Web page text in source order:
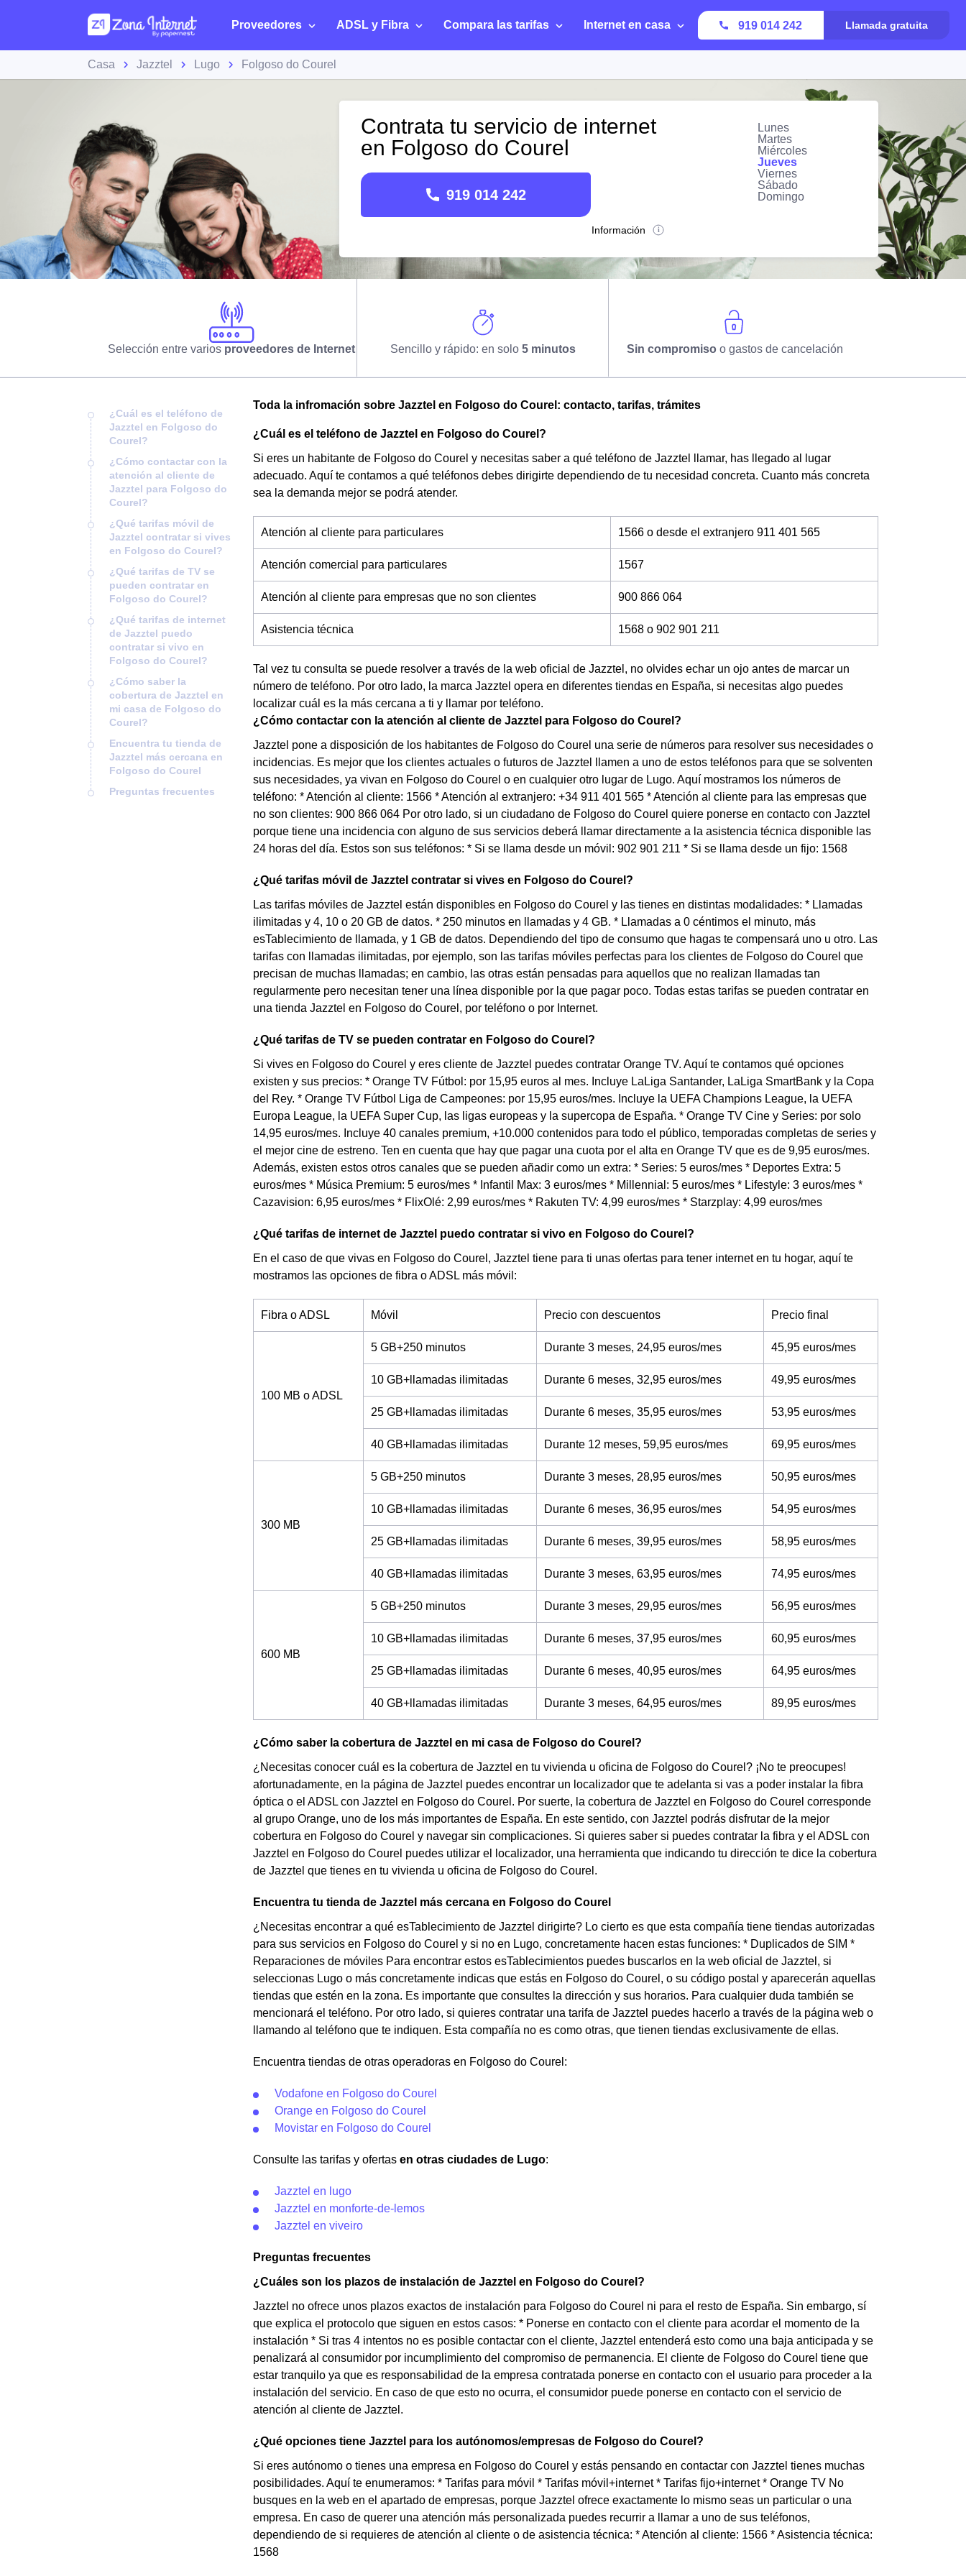
Proveedores ADSL y Fibra Compara las tarifas Internet en casa 919 014 242 Llamada gratuita
Casa Jazztel Lugo Folgoso do Courel
Contrata tu servicio de internet
en Folgoso do Courel
919 014 242
Información
Lunes
Martes
Miércoles
Jueves
Viernes
Sábado
Domingo
Selección entre varios proveedores de Internet Sencillo y rápido: en solo 5 minutos Sin compromiso o gastos de cancelación
¿Cuál es el teléfono de
Jazztel en Folgoso do
Courel?
¿Cómo contactar con la
atención al cliente de
Jazztel para Folgoso do
Courel?
¿Qué tarifas móvil de
Jazztel contratar si vives
en Folgoso do Courel?
¿Qué tarifas de TV se
pueden contratar en
Folgoso do Courel?
¿Qué tarifas de internet
de Jazztel puedo
contratar si vivo en
Folgoso do Courel?
¿Cómo saber la
cobertura de Jazztel en
mi casa de Folgoso do
Courel?
Encuentra tu tienda de
Jazztel más cercana en
Folgoso do Courel
Preguntas frecuentes
Toda la infromación sobre Jazztel en Folgoso do Courel: contacto, tarifas, trámites
¿Cuál es el teléfono de Jazztel en Folgoso do Courel?
Si eres un habitante de Folgoso do Courel y necesitas saber a qué teléfono de Jazztel llamar, has llegado al lugar
adecuado. Aquí te contamos a qué teléfonos debes dirigirte dependiendo de tu necesidad concreta. Cuanto más concreta
sea la demanda mejor se podrá atender.
Atención al cliente para particulares 1566 o desde el extranjero 911 401 565
Atención comercial para particulares 1567
Atención al cliente para empresas que no son clientes 900 866 064
Asistencia técnica 1568 o 902 901 211
Tal vez tu consulta se puede resolver a través de la web oficial de Jazztel, no olvides echar un ojo antes de marcar un
número de teléfono. Por otro lado, la marca Jazztel opera en diferentes tiendas en España, si necesitas algo puedes
localizar cuál es la más cercana a ti y llamar por teléfono.
¿Cómo contactar con la atención al cliente de Jazztel para Folgoso do Courel?
Jazztel pone a disposición de los habitantes de Folgoso do Courel una serie de números para resolver sus necesidades o
incidencias. Es mejor que los clientes actuales o futuros de Jazztel llamen a uno de estos teléfonos para que se solventen
sus necesidades, ya vivan en Folgoso do Courel o en cualquier otro lugar de Lugo. Aquí mostramos los números de
teléfono: * Atención al cliente: 1566 * Atención al extranjero: +34 911 401 565 * Atención al cliente para las empresas que
no son clientes: 900 866 064 Por otro lado, si un ciudadano de Folgoso do Courel quiere ponerse en contacto con Jazztel
porque tiene una incidencia con alguno de sus servicios deberá llamar directamente a la asistencia técnica disponible las
24 horas del día. Estos son sus teléfonos: * Si se llama desde un móvil: 902 901 211 * Si se llama desde un fijo: 1568
¿Qué tarifas móvil de Jazztel contratar si vives en Folgoso do Courel?
Las tarifas móviles de Jazztel están disponibles en Folgoso do Courel y las tienes en distintas modalidades: * Llamadas
ilimitadas y 4, 10 o 20 GB de datos. * 250 minutos en llamadas y 4 GB. * Llamadas a 0 céntimos el minuto, más
esTablecimiento de llamada, y 1 GB de datos. Dependiendo del tipo de consumo que hagas te compensará uno u otro. Las
tarifas con llamadas ilimitadas, por ejemplo, son las tarifas móviles perfectas para los clientes de Folgoso do Courel que
precisan de muchas llamadas; en cambio, las otras están pensadas para aquellos que no realizan llamadas tan
regularmente pero necesitan tener una línea disponible por la que pagar poco. Todas estas tarifas se pueden contratar en
una tienda Jazztel en Folgoso do Courel, por teléfono o por Internet.
¿Qué tarifas de TV se pueden contratar en Folgoso do Courel?
Si vives en Folgoso do Courel y eres cliente de Jazztel puedes contratar Orange TV. Aquí te contamos qué opciones
existen y sus precios: * Orange TV Fútbol: por 15,95 euros al mes. Incluye LaLiga Santander, LaLiga SmartBank y la Copa
del Rey. * Orange TV Fútbol Liga de Campeones: por 15,95 euros/mes. Incluye la UEFA Champions League, la UEFA
Europa League, la UEFA Super Cup, las ligas europeas y la supercopa de España. * Orange TV Cine y Series: por solo
14,95 euros/mes. Incluye 40 canales premium, +10.000 contenidos para todo el público, temporadas completas de series y
el mejor cine de estreno. Ten en cuenta que hay que pagar una cuota por el alta en Orange TV que es de 9,95 euros/mes.
Además, existen estos otros canales que se pueden añadir como un extra: * Series: 5 euros/mes * Deportes Extra: 5
euros/mes * Música Premium: 5 euros/mes * Infantil Max: 3 euros/mes * Millennial: 5 euros/mes * Lifestyle: 3 euros/mes *
Cazavision: 6,95 euros/mes * FlixOlé: 2,99 euros/mes * Rakuten TV: 4,99 euros/mes * Starzplay: 4,99 euros/mes
¿Qué tarifas de internet de Jazztel puedo contratar si vivo en Folgoso do Courel?
En el caso de que vivas en Folgoso do Courel, Jazztel tiene para ti unas ofertas para tener internet en tu hogar, aquí te
mostramos las opciones de fibra o ADSL más móvil:
Fibra o ADSL Móvil Precio con descuentos Precio final
100 MB o ADSL
5 GB+250 minutos Durante 3 meses, 24,95 euros/mes 45,95 euros/mes
10 GB+llamadas ilimitadas Durante 6 meses, 32,95 euros/mes 49,95 euros/mes
25 GB+llamadas ilimitadas Durante 6 meses, 35,95 euros/mes 53,95 euros/mes
40 GB+llamadas ilimitadas Durante 12 meses, 59,95 euros/mes 69,95 euros/mes
300 MB
5 GB+250 minutos Durante 3 meses, 28,95 euros/mes 50,95 euros/mes
10 GB+llamadas ilimitadas Durante 6 meses, 36,95 euros/mes 54,95 euros/mes
25 GB+llamadas ilimitadas Durante 6 meses, 39,95 euros/mes 58,95 euros/mes
40 GB+llamadas ilimitadas Durante 3 meses, 63,95 euros/mes 74,95 euros/mes
600 MB
5 GB+250 minutos Durante 3 meses, 29,95 euros/mes 56,95 euros/mes
10 GB+llamadas ilimitadas Durante 6 meses, 37,95 euros/mes 60,95 euros/mes
25 GB+llamadas ilimitadas Durante 6 meses, 40,95 euros/mes 64,95 euros/mes
40 GB+llamadas ilimitadas Durante 3 meses, 64,95 euros/mes 89,95 euros/mes
¿Cómo saber la cobertura de Jazztel en mi casa de Folgoso do Courel?
¿Necesitas conocer cuál es la cobertura de Jazztel en tu vivienda u oficina de Folgoso do Courel? ¡No te preocupes!
afortunadamente, en la página de Jazztel puedes encontrar un localizador que te adelanta si vas a poder instalar la fibra
óptica o el ADSL con Jazztel en Folgoso do Courel. Por suerte, la cobertura de Jazztel en Folgoso do Courel corresponde
al grupo Orange, uno de los más importantes de España. En este sentido, con Jazztel podrás disfrutar de la mejor
cobertura en Folgoso do Courel y navegar sin complicaciones. Si quieres saber si puedes contratar la fibra y el ADSL con
Jazztel en Folgoso do Courel puedes utilizar el localizador, una herramienta que indicando tu dirección te dice la cobertura
de Jazztel que tienes en tu vivienda u oficina de Folgoso do Courel.
Encuentra tu tienda de Jazztel más cercana en Folgoso do Courel
¿Necesitas encontrar a qué esTablecimiento de Jazztel dirigirte? Lo cierto es que esta compañía tiene tiendas autorizadas
para sus servicios en Folgoso do Courel y si no en Lugo, concretamente hacen estas funciones: * Duplicados de SIM *
Reparaciones de móviles Para encontrar estos esTablecimientos puedes buscarlos en la web oficial de Jazztel, si
seleccionas Lugo o más concretamente indicas que estás en Folgoso do Courel, o su código postal y aparecerán aquellas
tiendas que estén en la zona. Es importante que consultes la dirección y sus horarios. Para cualquier duda también se
mencionará el teléfono. Por otro lado, si quieres contratar una tarifa de Jazztel puedes hacerlo a través de la página web o
llamando al teléfono que te indiquen. Esta compañía no es como otras, que tienen tiendas exclusivamente de ellas.
Encuentra tiendas de otras operadoras en Folgoso do Courel:
Vodafone en Folgoso do Courel
Orange en Folgoso do Courel
Movistar en Folgoso do Courel
Consulte las tarifas y ofertas en otras ciudades de Lugo:
Jazztel en lugo
Jazztel en monforte-de-lemos
Jazztel en viveiro
Preguntas frecuentes
¿Cuáles son los plazos de instalación de Jazztel en Folgoso do Courel?
Jazztel no ofrece unos plazos exactos de instalación para Folgoso do Courel ni para el resto de España. Sin embargo, sí
que explica el protocolo que siguen en estos casos: * Ponerse en contacto con el cliente para acordar el momento de la
instalación * Si tras 4 intentos no es posible contactar con el cliente, Jazztel entenderá esto como una baja anticipada y se
penalizará al consumidor por incumplimiento del compromiso de permanencia. El cliente de Folgoso do Courel tiene que
estar tranquilo ya que es responsabilidad de la empresa contratada ponerse en contacto con el usuario para proceder a la
instalación del servicio. En caso de que esto no ocurra, el consumidor puede ponerse en contacto con el servicio de
atención al cliente de Jazztel.
¿Qué opciones tiene Jazztel para los autónomos/empresas de Folgoso do Courel?
Si eres autónomo o tienes una empresa en Folgoso do Courel y estás pensando en contactar con Jazztel tienes muchas
posibilidades. Aquí te enumeramos: * Tarifas para móvil * Tarifas móvil+internet * Tarifas fijo+internet * Orange TV No
busques en la web en el apartado de empresas, porque Jazztel ofrece exactamente lo mismo seas un particular o una
empresa. En caso de querer una atención más personalizada puedes recurrir a llamar a uno de sus teléfonos,
dependiendo de si requieres de atención al cliente o de asistencia técnica: * Atención al cliente: 1566 * Asistencia técnica:
1568